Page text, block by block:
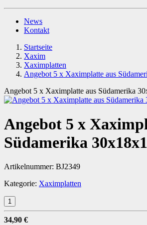
News
Kontakt
Startseite
Xaxim
Xaximplatten
Angebot 5 x Xaximplatte aus
Angebot 5 x Xaximplatte aus Südamerika
Angebot 5 x
Südamerika
Artikelnummer: BJ2349
Kategorie: Xaximplatten
34,90 €